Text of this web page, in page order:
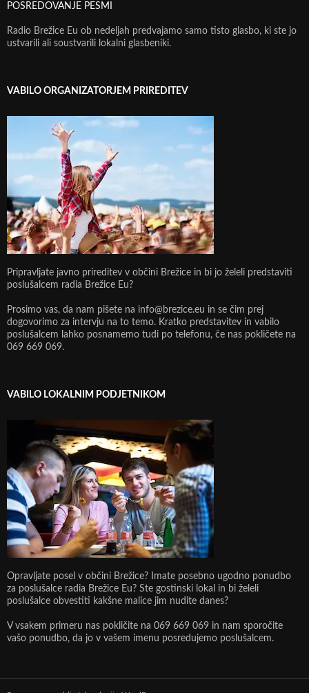
POSREDOVANJE PESMI
Radio Brežice Eu ob nedeljah predvajamo samo tisto glasbo, ki ste jo
ustvarili ali soustvarili lokalni glasbeniki.
VABILO ORGANIZATORJEM PRIREDITEV
Pripravljate javno prireditev v občini Brežice in bi jo želeli predstaviti
poslušalcem radia Brežice Eu?
Prosimo vas, da nam pišete na info@brezice.eu in se čim prej
dogovorimo za intervju na to temo. Kratko predstavitev in vabilo
poslušalcem lahko posnamemo tudi po telefonu, če nas pokličete na
069 669 069.
VABILO LOKALNIM PODJETNIKOM
Opravljate posel v občini Brežice? Imate posebno ugodno ponudbo
za poslušalce radia Brežice Eu? Ste gostinski lokal in bi želeli
poslušalce obvestiti kakšne malice jim nudite danes?
V vsakem primeru nas pokličite na 069 669 069 in nam sporočite
vašo ponudbo, da jo v vašem imenu posredujemo poslušalcem.